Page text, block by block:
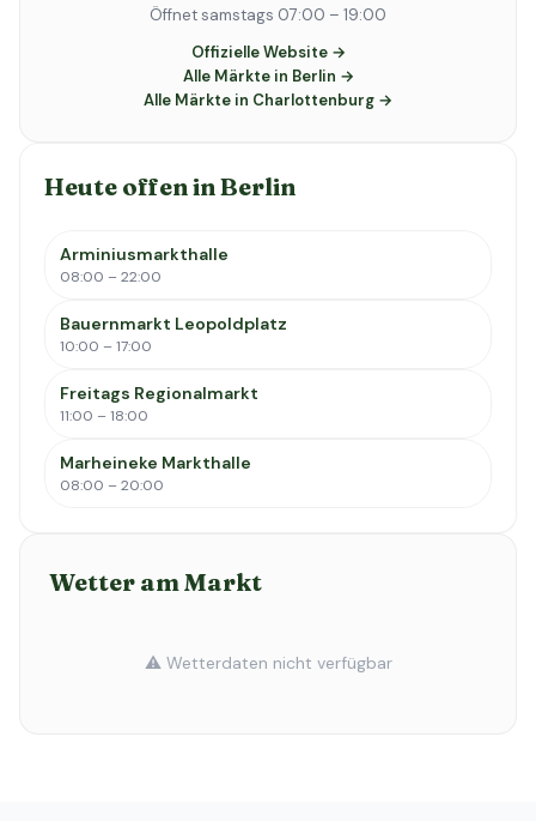
Öffnet samstags 07:00 – 19:00
Offizielle Website →
Alle Märkte in Berlin →
Alle Märkte in Charlottenburg →
Heute offen in Berlin
Arminiusmarkthalle
08:00 – 22:00
Bauernmarkt Leopoldplatz
10:00 – 17:00
Freitags Regionalmarkt
11:00 – 18:00
Marheineke Markthalle
08:00 – 20:00
Wetter am Markt
⚠️ Wetterdaten nicht verfügbar